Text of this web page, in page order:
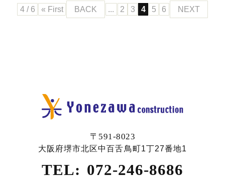
4 / 6 « First BACK ... 2 3 4 5 6 NEXT
〒591-8023
大阪府堺市北区中百舌鳥町1丁27番地1
TEL: 072-246-8686